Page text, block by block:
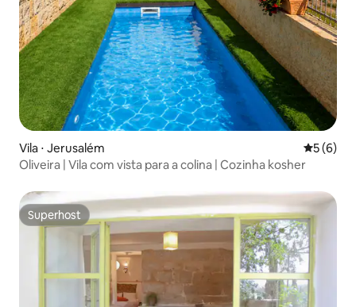
Vila ⋅ Jerusalém 5 de
5 (6)
Oliveira | Vila com vista para a colina | Cozinha kosher
Superhost
Superhost